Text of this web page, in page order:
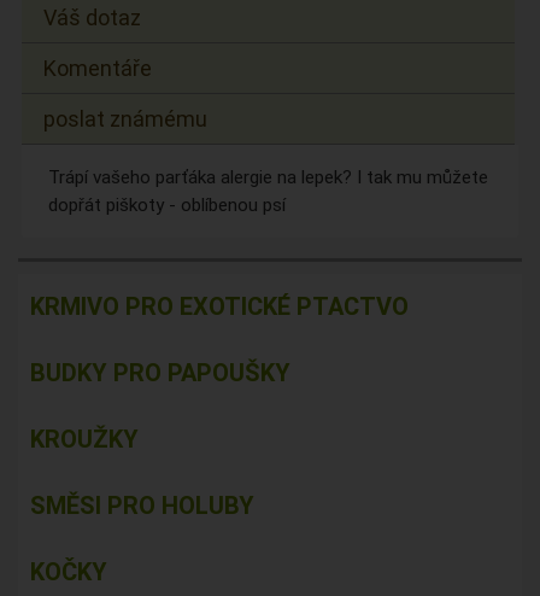
Váš dotaz
Komentáře
poslat známému
Trápí vašeho parťáka alergie na lepek? I tak mu můžete
dopřát piškoty - oblíbenou psí
KRMIVO PRO EXOTICKÉ PTACTVO
BUDKY PRO PAPOUŠKY
KROUŽKY
SMĚSI PRO HOLUBY
KOČKY